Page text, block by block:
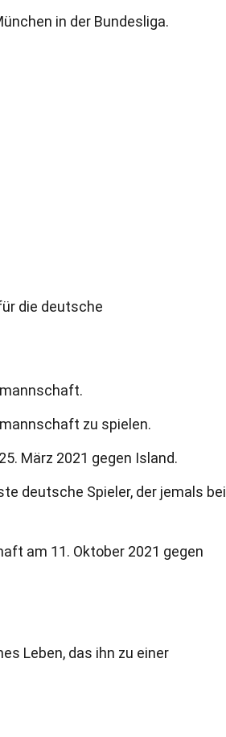
in der Bundesliga.
die deutsche
zu spielen.
März 2021 gegen Island.
deutsche Spieler, der jemals bei
am 11. Oktober 2021 gegen
Leben, das ihn zu einer